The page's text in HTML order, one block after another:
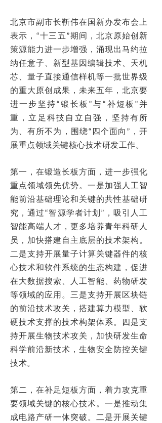
北京市副市长靳伟在国新办发布会上
表示，“十三五”期间，北京原始创新
策源能力进一步增强，涌现出马约拉
纳任意子、新型基因编辑技术、天机
芯、量子直接通信样机等一批世界级
的重大原创成果，未来五年，北京要
进一步坚持“锻长板”与“补短板”并
重，立足科技自立自强，坚持有所
为、有所不为，围绕“四个面向”，开
展重点领域关键核心技术研发工作。
第一，在锻造长板方面，进一步强化
重点领域领先优势。一是加强人工智
能前沿基础理论和关键的共性基础研
究，通过“智源学者计划”，吸引人工
智能高端人才，更多培养青年科研人
员，加快搭建自主底层的技术架构。
二是支持开展量子计算关键器件的核
心技术和软件系统的生态构建，促进
在大数据搜索、人工智能、药物研发
等领域的应用。三是支持开展区块链
的前沿技术攻关，搭建算力模型、软
硬技术支撑的技术构架体系。四是支
持开展生物技术攻关，加快研发生命
科学前沿新技术，生物安全防控关键
技术。
第二，在补足短板方面，着力攻克重
要领域关键的核心技术。一是推动集
成电路产研一体突破。二是开展关键